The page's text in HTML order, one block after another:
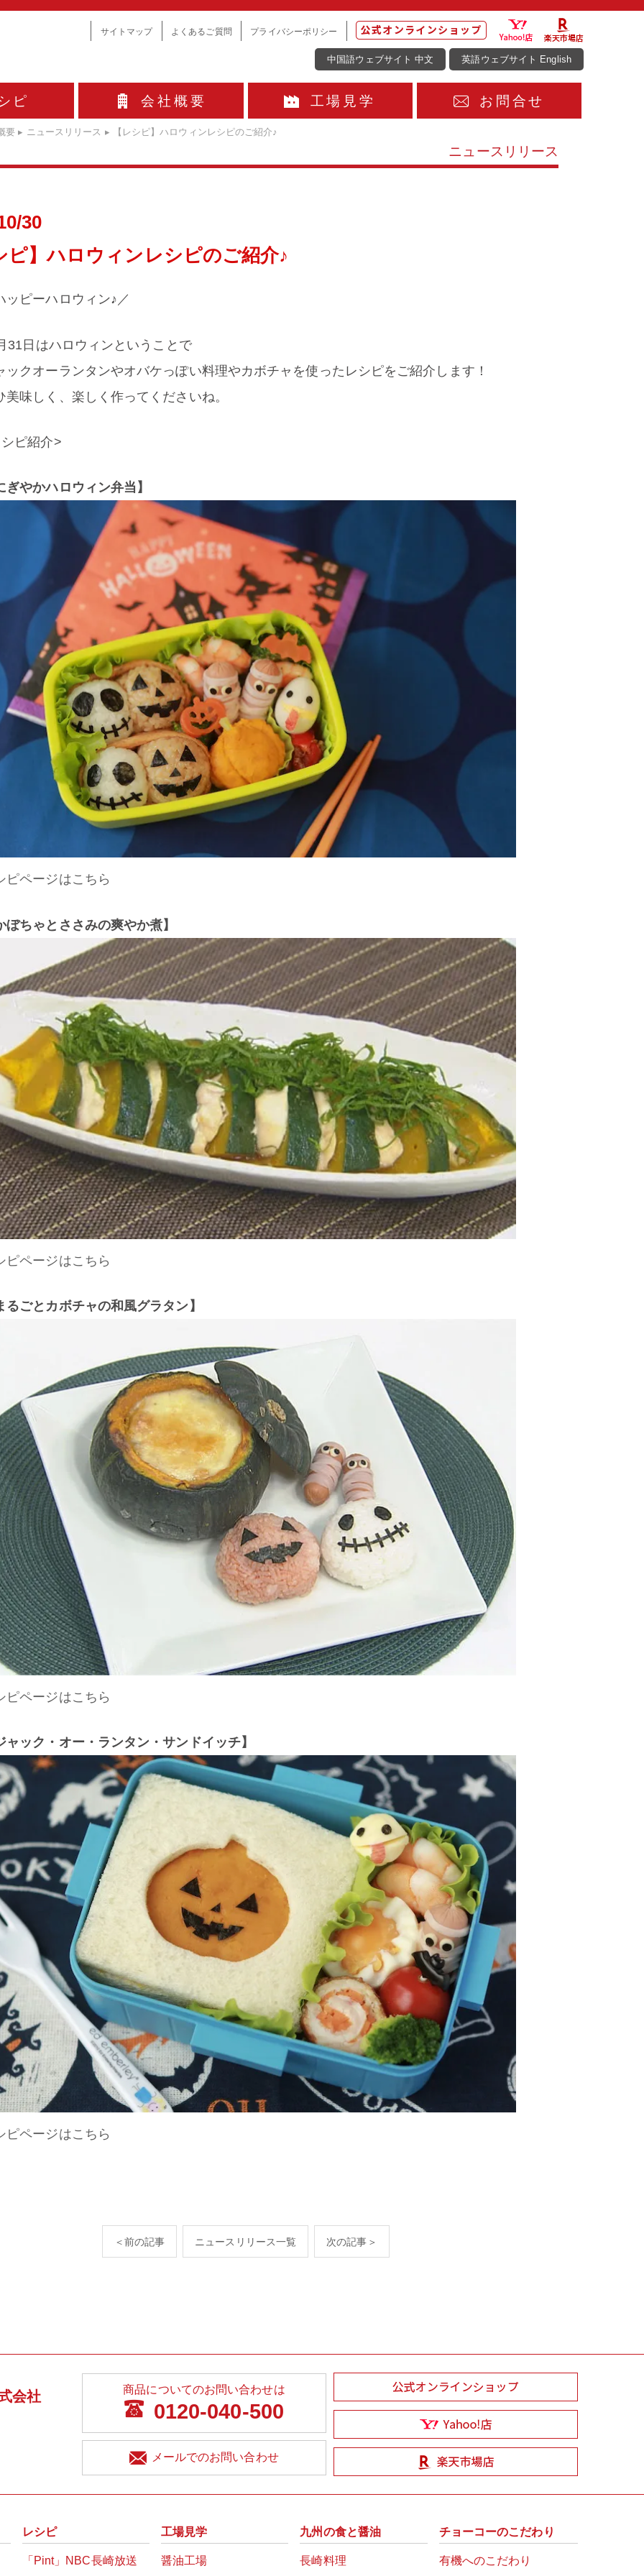
サイトマップ よくあるご質問 プライバシーポリシー
中国語ウェブサイト 中文 英語ウェブサイト English
ピ 会社概要 工場見学 お問合せ
要 ▸ ニュースリリース ▸ 【レシピ】ハロウィンレシピのご紹介♪
ニュースリリース
30
ピ】ハロウィンレシピのご紹介♪
ッピーハロウィン♪／
31日はハロウィンということで
ックオーランタンやオバケっぽい料理やカボチャを使ったレシピをご紹介します！
美味しく、楽しく作ってくださいね。
ピ紹介>
ぎやかハロウィン弁当】
ピページはこちら
ぼちゃとささみの爽やか煮】
ピページはこちら
るごとカボチャの和風グラタン】
ピページはこちら
ャック・オー・ランタン・サンドイッチ】
ピページはこちら
＜前の記事 ニュースリリース一覧 次の記事＞
会社 商品についてのお問い合わせは
0120-040-500
メールでのお問い合わせ
レシピ
「Pint」NBC長崎放送
工場見学
醤油工場
九州の食と醤油
長崎料理
チョーコーのこだわり
有機へのこだわり